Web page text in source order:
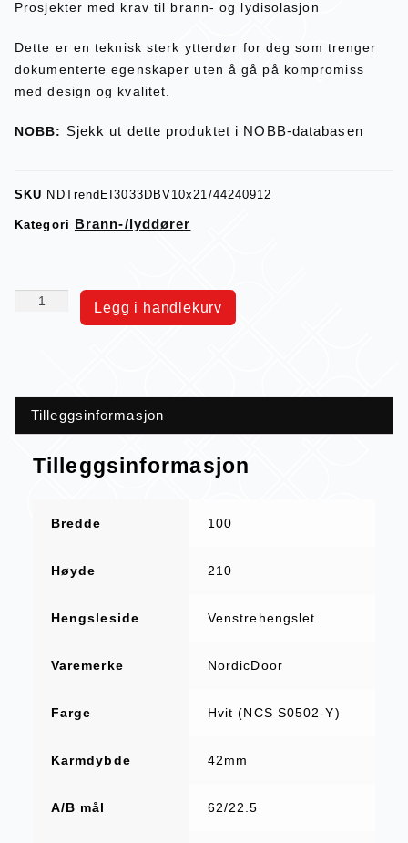
Prosjekter med krav til brann- og lydisolasjon
Dette er en teknisk sterk ytterdør for deg som trenger
dokumenterte egenskaper uten å gå på kompromiss
med design og kvalitet.
NOBB: Sjekk ut dette produktet i NOBB-databasen
SKU NDTrendEI3033DBV10x21/44240912
Kategori Brann-/lyddører
Legg i handlekurv
Tilleggsinformasjon
Tilleggsinformasjon
Bredde 100
Høyde 210
Hengsleside Venstrehengslet
Varemerke NordicDoor
Farge Hvit (NCS S0502-Y)
Karmdybde 42mm
A/B mål 62/22.5